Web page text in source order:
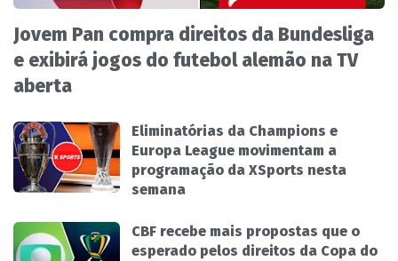
Jovem Pan compra direitos da Bundesliga
e exibirá jogos do futebol alemão na TV
aberta
Eliminatórias da Champions e
Europa League movimentam a
programação da XSports nesta
semana
CBF recebe mais propostas que o
esperado pelos direitos da Copa do